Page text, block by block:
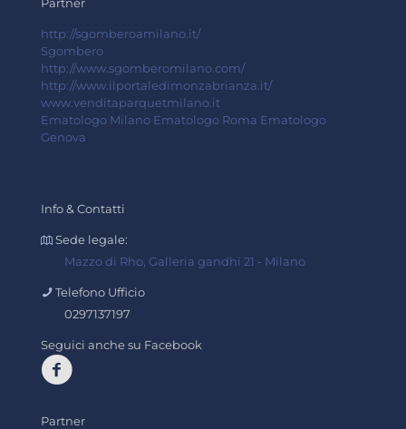
http://sgomberoamilano.it/
Sgombero
http://www.sgomberomilano.com/
http://www.ilportaledimonzabrianza.it/
www.venditaparquetmilano.it
Ematologo Milano Ematologo Roma Ematologo
Genova
Info & Contatti
Sede legale:
Mazzo di Rho, Galleria gandhi 21 - Milano
Telefono Ufficio
0297137197
Seguici anche su Facebook
Partner